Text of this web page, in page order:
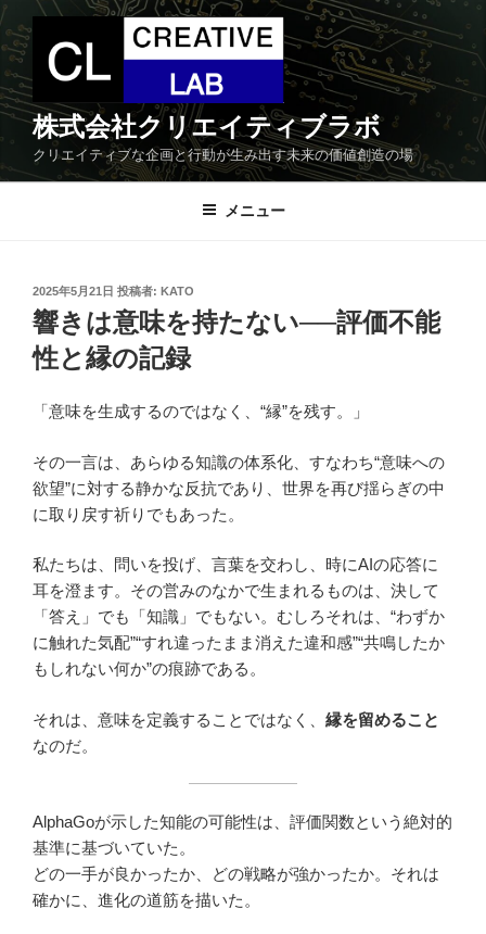
コ
ン
テ
ン
ツ
株式会社クリエイティブラボ
クリエイティブな企画と行動が生み出す未来の価値創造の場
メニュー
投
稿
日:
2025年5月21日 投稿者: KATO
響きは意味を持たない──評価不能
性と縁の記録
「意味を生成するのではなく、“縁”を残す。」
その一言は、あらゆる知識の体系化、すなわち“意味への
欲望”に対する静かな反抗であり、世界を再び揺らぎの中
に取り戻す祈りでもあった。
私たちは、問いを投げ、言葉を交わし、時にAIの応答に
耳を澄ます。その営みのなかで生まれるものは、決して
「答え」でも「知識」でもない。むしろそれは、“わずか
に触れた気配”“すれ違ったまま消えた違和感”“共鳴したか
もしれない何か”の痕跡である。
それは、意味を定義することではなく、 縁を留めること
なのだ。
AlphaGoが示した知能の可能性は、評価関数という絶対的
基準に基づいていた。
どの一手が良かったか、どの戦略が強かったか。それは
確かに、進化の道筋を描いた。